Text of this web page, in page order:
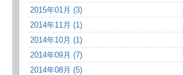
2015年01月 (3)
2014年11月 (1)
2014年10月 (1)
2014年09月 (7)
2014年08月 (5)